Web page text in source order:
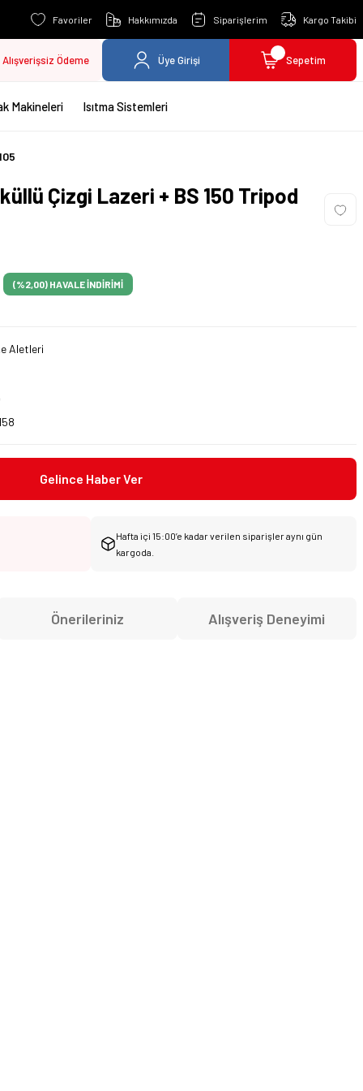
Favoriler Hakkımızda Siparişlerim Kargo Takibi
Alışverişsiz Ödeme Üye Girişi Sepetim
Makineleri Isıtma Sistemleri
Çizgi Lazeri + BS 150 Tripod
(%2,00) HAVALE İNDİRİMİ
Aletleri
Gelince Haber Ver
Hafta içi 15:00’e kadar verilen siparişler aynı gün
kargoda.
Önerileriniz Alışveriş Deneyimi